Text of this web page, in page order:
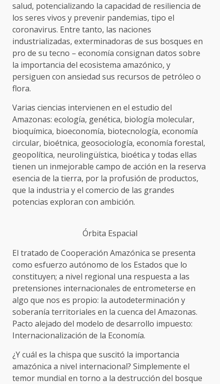
salud, potencializando la capacidad de resiliencia de
los seres vivos y prevenir pandemias, tipo el
coronavirus. Entre tanto, las naciones
industrializadas, exterminadoras de sus bosques en
pro de su tecno – economía consignan datos sobre
la importancia del ecosistema amazónico, y
persiguen con ansiedad sus recursos de petróleo o
flora.
Varias ciencias intervienen en el estudio del
Amazonas: ecología, genética, biología molecular,
bioquímica, bioeconomía, biotecnología, economía
circular, bioétnica, geosociología, economía forestal,
geopolítica, neurolingüística, bioética y todas ellas
tienen un inmejorable campo de acción en la reserva
esencia de la tierra, por la profusión de productos,
que la industria y el comercio de las grandes
potencias exploran con ambición.
Órbita Espacial
El tratado de Cooperación Amazónica se presenta
como esfuerzo autónomo de los Estados que lo
constituyen; a nivel regional una respuesta a las
pretensiones internacionales de entrometerse en
algo que nos es propio: la autodeterminación y
soberanía territoriales en la cuenca del Amazonas.
Pacto alejado del modelo de desarrollo impuesto:
Internacionalización de la Economía.
¿Y cuál es la chispa que suscitó la importancia
amazónica a nivel internacional? Simplemente el
temor mundial en torno a la destrucción del bosque